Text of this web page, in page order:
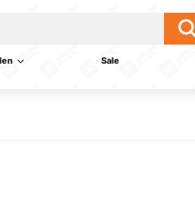
Sale